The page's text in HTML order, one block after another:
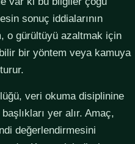
sonuç iddialarının
o gürültüyü azaltmak için
bir yöntem veya kamuya
veri okuma disiplinine
yer alır. Amaç,
değerlendirmesini